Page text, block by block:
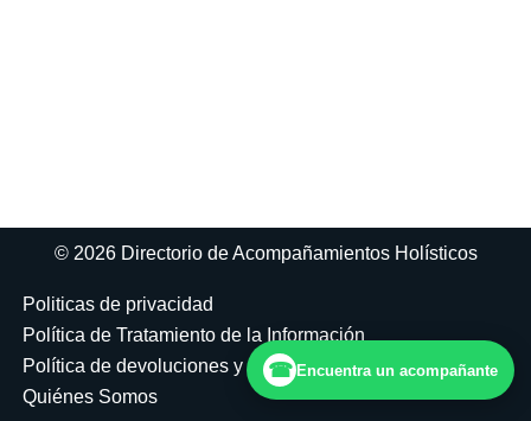
© 2026 Directorio de Acompañamientos Holísticos
Politicas de privacidad
Política de Tratamiento de la Información
Política de devoluciones y reembolsos
Quiénes Somos
☎ Encuentra un acompañante